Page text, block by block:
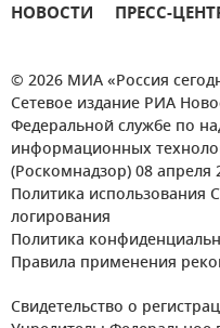
НОВОСТИ ПРЕСС-
© 2026 МИА «Россия
Сетевое издание РИА
Федеральной службе по
информационных
(Роскомнадзор) 08 апреля
Политика использования
логирования
Политика
Правила применения
Свидетельство о